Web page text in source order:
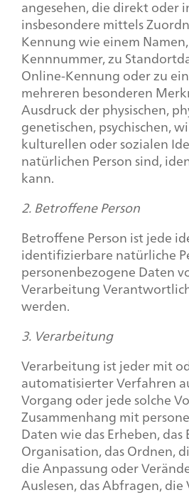
angesehen, die direkt oder
insbesondere mittels
Kennung wie einem
Kennnummer, zu
Online-Kennung oder zu
mehreren besonderen
Ausdruck der physischen,
genetischen, psychischen,
kulturellen oder sozialen
natürlichen Person sind,
kann.
2. Betroffene Person
Betroffene Person ist jede
identifizierbare natürliche
personenbezogene Daten
Verarbeitung
werden.
3. Verarbeitung
Verarbeitung ist jeder mit
automatisierter Verfahren
Vorgang oder jede solche
Zusammenhang mit
Daten wie das Erheben, das
Organisation, das Ordnen,
die Anpassung oder
Auslesen, das Abfragen,